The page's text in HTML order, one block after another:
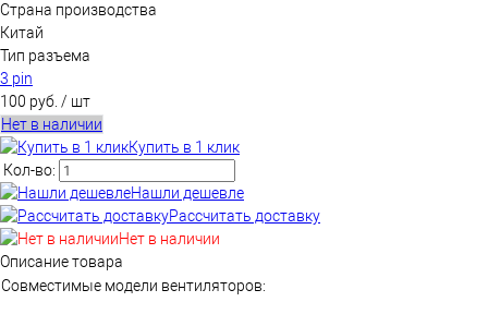
Страна производства
Китай
Тип разъема
3 pin
100 руб. / шт
Нет в наличии
Купить в 1 клик
Кол-во:
Нашли дешевле
Рассчитать доставку
Нет в наличии
Описание товара
Совместимые модели вентиляторов: